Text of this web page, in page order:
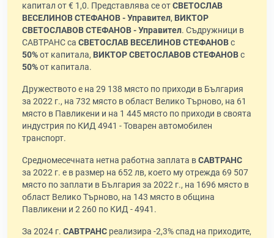
капитал от € 1,0. Представлява се отСВЕТОСЛАВ
ВЕСЕЛИНОВ СТЕФАНОВ - Управител, ВИКТОР
СВЕТОСЛАВОВ СТЕФАНОВ - Управител. Съдружници в
САВТРАНС са СВЕТОСЛАВ ВЕСЕЛИНОВ СТЕФАНОВс
50%от капитала, ВИКТОР СВЕТОСЛАВОВ СТЕФАНОВс
50%от капитала.
Дружеството е на 29 138 място по приходи в България
за 2022 г., на 732 място в област Велико Търново, на 61
място в Павликени и на 1 445 място по приходи в своята
индустрия по КИД 4941 - Товарен автомобилен
транспорт.
Средномесечната нетна работна заплата вСАВТРАНС
за 2022 г. е в размер на 652 лв, което му отрежда 69 507
място по заплати в България за 2022 г., на 1696 място в
област Велико Търново, на 143 място в община
Павликени и 2 260 по КИД - 4941.
За 2024 г. САВТРАНС реализира -2,3% спад на приходите,